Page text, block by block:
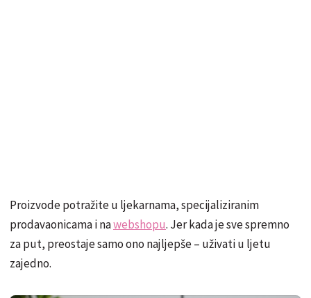
Proizvode potražite u ljekarnama, specijaliziranim
prodavaonicama i nawebshopu. Jer kada je sve spremno
za put, preostaje samo ono najljepše – uživati u ljetu
zajedno.